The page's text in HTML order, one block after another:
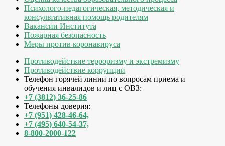
Психолого-педагогическая, методическая и
консультативная помощь родителям
Вакансии Института
Пожарная безопасность
Меры против коронавируса
Противодействие терроризму и экстремизму
Противодействие коррупции
Телефон горячей линии по вопросам приема и
обучения инвалидов и лиц с ОВЗ:
+7 (3812) 36-25-86
Телефоны доверия:
+7 (951) 428-46-64,
+7 (495) 640-54-37,
8-800-2000-122